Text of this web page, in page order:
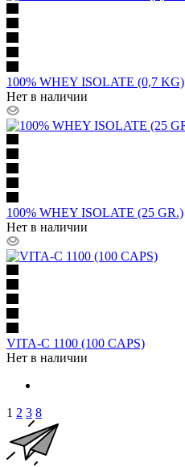
100% WHEY ISOLATE (0,7 KG)
Нет в наличии
100% WHEY ISOLATE (25 GR.)
Нет в наличии
VITA-C 1100 (100 CAPS)
Нет в наличии
1 2 3 8